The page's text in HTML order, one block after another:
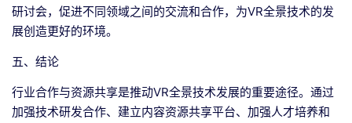
研讨会，促进不同领域之间的交流和合作，为VR全景技术的发
展创造更好的环境。
五、结论
行业合作与资源共享是推动VR全景技术发展的重要途径。通过
加强技术研发合作、建立内容资源共享平台、加强人才培养和